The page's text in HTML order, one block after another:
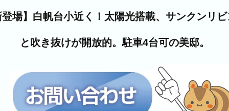
場】白帆台小近く！太陽光搭載、サンクンリ
と吹き抜けが開放的。駐車4台可の美邸。